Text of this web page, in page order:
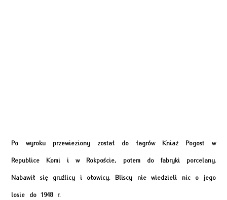
Po wyroku przewieziony został do łagrów Kniaż Pogost w
Republice Komi i w Rokpoście, potem do fabryki porcelany.
Nabawił się gruźlicy i ołowicy. Bliscy nie wiedzieli nic o jego
losie do 1948 r.